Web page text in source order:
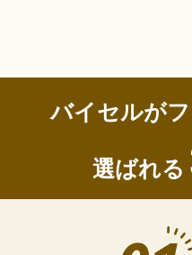
バイセルが
選ばれる